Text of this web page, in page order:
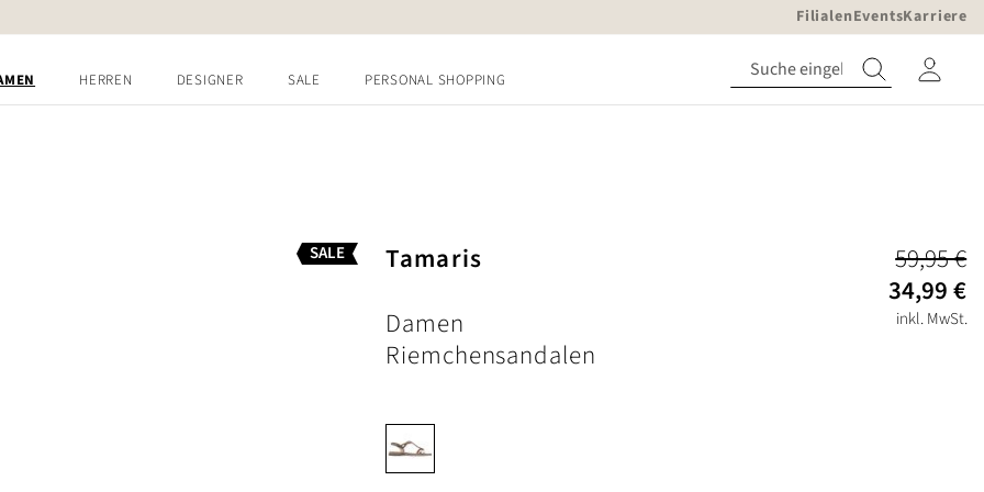
FilialenEventsKarriere
HERREN DESIGNER SALE PERSONAL SHOPPING
SALE
Tamaris
Damen
Riemchensandalen
59,95 €
34,99 €
inkl. MwSt.